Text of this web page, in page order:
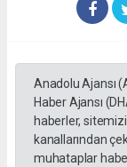
Anadolu Ajansı
Haber Ajansı
haberler,
kanallarından
muhataplar